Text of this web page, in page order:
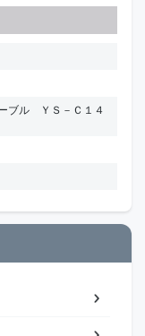
ブル ＹＳ－Ｃ１４